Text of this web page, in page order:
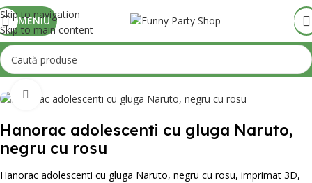
Skip to navigation
Skip to main content
MENIU
Mărește poza
Hanorac adolescenti cu gluga Naruto,
negru cu rosu
Hanorac adolescenti cu gluga Naruto, negru cu rosu, imprimat 3D,